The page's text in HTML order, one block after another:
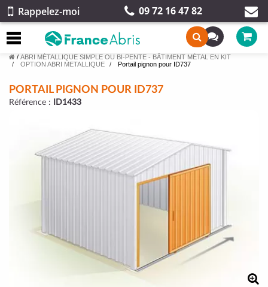
Rappelez-moi 09 72 16 47 82
/ ABRI MÉTALLIQUE SIMPLE OU BI-PENTE - BÂTIMENT MÉTAL EN KIT
OPTION ABRI METALLIQUE
Portail pignon pour ID737
PORTAIL PIGNON POUR ID737
Référence : ID1433